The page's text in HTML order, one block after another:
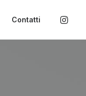
Contatti